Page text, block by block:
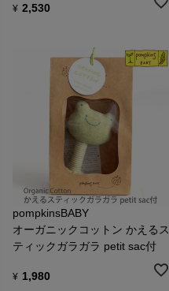
¥ 2,530
pompkinsBABY
オーガニックコットン かえるス
ティックガラガラ petit sac付
¥ 1,980